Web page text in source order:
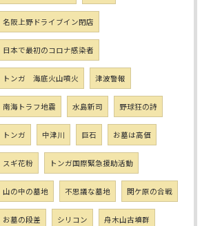
名阪上野ドライブイン閉店
日本で最初のコロナ感染者
トンガ 海底火山噴火 津波警報
南海トラフ地震 水島新司 野球狂の詩
トンガ 中津川 巨石 お墓は高価
スギ花粉 トンガ国際緊急援助活動
山の中の墓地 不思議な墓地 関ケ原の合戦
お墓の段差 シリコン 舟木山古墳群